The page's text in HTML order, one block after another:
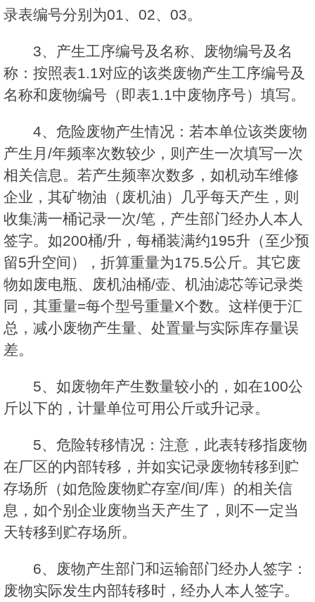
录表编号分别为01、02、03。
3、产生工序编号及名称、废物编号及名
称：按照表1.1对应的该类废物产生工序编号及
名称和废物编号（即表1.1中废物序号）填写。
4、危险废物产生情况：若本单位该类废物
产生月/年频率次数较少，则产生一次填写一次
相关信息。若产生频率次数多，如机动车维修
企业，其矿物油（废机油）几乎每天产生，则
收集满一桶记录一次/笔，产生部门经办人本人
签字。如200桶/升，每桶装满约195升（至少预
留5升空间），折算重量为175.5公斤。其它废
物如废电瓶、废机油桶/壶、机油滤芯等记录类
同，其重量=每个型号重量X个数。这样便于汇
总，减小废物产生量、处置量与实际库存量误
差。
5、如废物年产生数量较小的，如在100公
斤以下的，计量单位可用公斤或升记录。
5、危险转移情况：注意，此表转移指废物
在厂区的内部转移，并如实记录废物转移到贮
存场所（如危险废物贮存室/间/库）的相关信
息，如个别企业废物当天产生了，则不一定当
天转移到贮存场所。
6、废物产生部门和运输部门经办人签字：
废物实际发生内部转移时，经办人本人签字。